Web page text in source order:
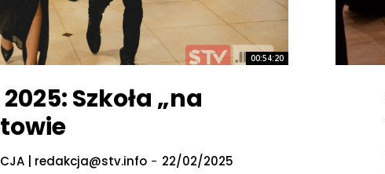
00:54:20
Szkoła „na
| redakcja@stv.info - 22/02/2025